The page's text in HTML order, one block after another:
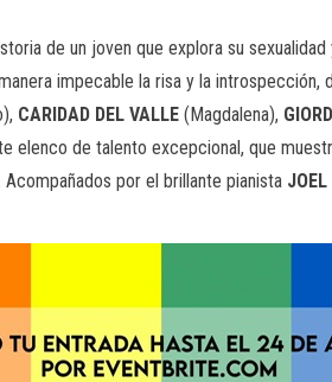
de un joven que explora su
impecable la risa y la
CARIDAD DEL VALLE (Magdalena),
elenco de talento excepcional, que
por el brillante pianista